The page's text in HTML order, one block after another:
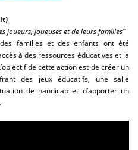
joueurs, joueuses et de leurs familles"
familles et des enfants ont été
à des ressources éducatives et la
de cette action est de créer un
des jeux éducatifs, une salle
de handicap et d’apporter un